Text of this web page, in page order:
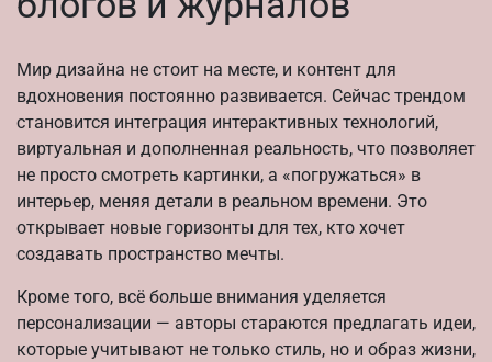
Мир дизайна не стоит на месте, и контент для
вдохновения постоянно развивается. Сейчас трендом
становится интеграция интерактивных технологий,
виртуальная и дополненная реальность, что позволяет
не просто смотреть картинки, а «погружаться» в
интерьер, меняя детали в реальном времени. Это
открывает новые горизонты для тех, кто хочет
создавать пространство мечты.
Кроме того, всё больше внимания уделяется
персонализации — авторы стараются предлагать идеи,
которые учитывают не только стиль, но и образ жизни,